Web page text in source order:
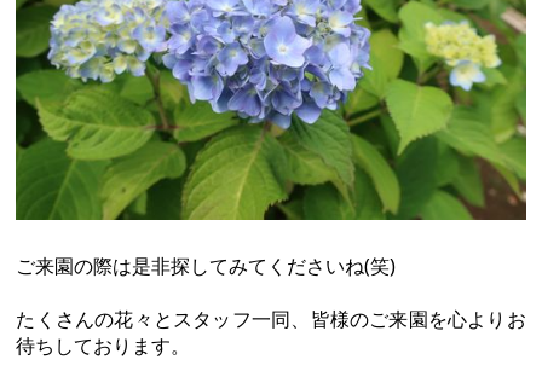
ご来園の際は是非探してみてくださいね(笑)
たくさんの花々とスタッフ一同、皆様のご来園を心よりお
待ちしております。